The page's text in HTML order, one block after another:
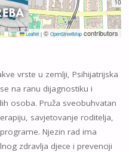
Leaflet |© OpenStreetMapcontributors
vrste u zemlji, Psihijatrijska
na ranu dijagnostiku i
osoba. Pruža sveobuhvatan
savjetovanje roditelja,
Njezin rad ima
zdravlja djece i prevenciji